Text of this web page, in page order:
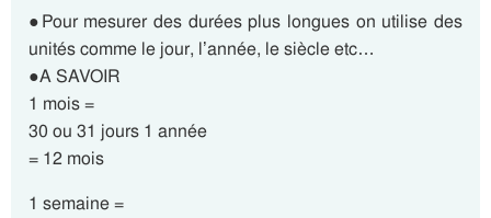
●Pour mesurer des durées plus longues on utilise des
unités comme le jour, l’année, le siècle etc…
●A SAVOIR
1 mois =
30 ou 31 jours 1 année
= 12 mois
1 semaine =